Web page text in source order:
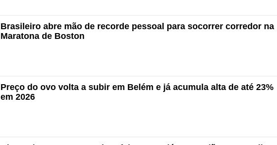
Brasileiro abre mão de recorde pessoal para socorrer corredor na
Maratona de Boston
Preço do ovo volta a subir em Belém e já acumula alta de até 23%
em 2026